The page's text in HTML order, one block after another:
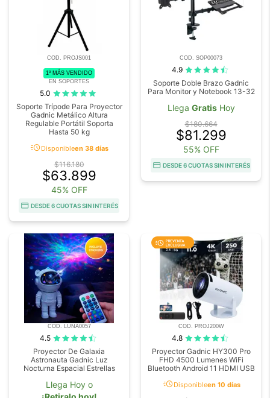
COD. PROJS001
1º MÁS VENDIDO
EN SOPORTES
5.0
Soporte Trípode Para Proyector
Gadnic Metálico Altura
Regulable Portátil Soporta
Hasta 50 kg
acuteDisponibleen 38 días
$116.180
$63.899
45% OFF
DESDE 6 CUOTAS SIN INTERÉS
COD. SOP00073
4.9
Soporte Doble Brazo Gadnic
Para Monitor y Notebook 13-32
Llega GratisHoy
$180.664
$81.299
55% OFF
DESDE 6 CUOTAS SIN INTERÉS
COD. LUNA0057
4.5
Proyector De Galaxia
Astronauta Gadnic Luz
Nocturna Espacial Estrellas
Llega Hoy o
COD. PROJ200W
4.8
Proyector Gadnic HY300 Pro
FHD 4500 Lumenes WiFi
Bluetooth Android 11 HDMI USB
acuteDisponibleen 10 días